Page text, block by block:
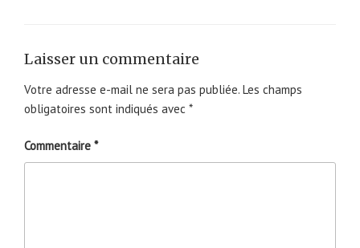
Laisser un commentaire
Votre adresse e-mail ne sera pas publiée. Les champs
obligatoires sont indiqués avec *
Commentaire *